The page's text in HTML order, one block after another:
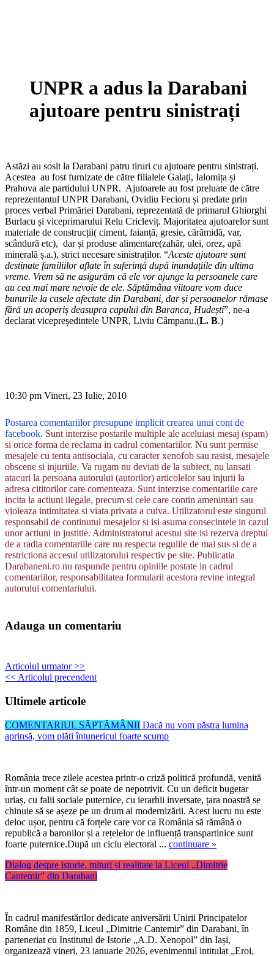
UNPR a adus la Darabani
ajutoare pentru sinistrați
Astăzi au sosit la Darabani patru tiruri cu ajutoare pentru sinistrați.
Acestea au fost furnizate de către filialele Galați, Ialomița și
Prahova ale partidului UNPR. Ajutoarele au fost preluate de către
reprezentantul UNPR Darabani, Ovidiu Fecioru și predate prin
proces verbal Primăriei Darabani, reprezentată de primarul Ghiorghi
Burlacu și viceprimarului Relu Cricleviț. Majoritatea ajutoarelor sunt
materiale de construcții( ciment, faianță, gresie, cărămidă, var,
scândură etc), dar și produse alimentare(zahăr, ulei, orez, apă
minerală ș.a.), strict necesare sinistraților. “Aceste ajutoare sunt
destinate familiilor aflate în suferință după inundațiile din ultima
vreme. Vrem să ne asigurăm că ele vor ajunge la persoanele care
au cea mai mare nevoie de ele. Săptămâna viitoare vom duce
bunurile la casele afectate din Darabani, dar și persoanelor rămase
fără un acoperiș deasupra capului din Baranca, Hudești”, ne-a
declarat vicepreședintele UNPR, Liviu Câmpanu.(L. B.)
10:30 pm Vineri, 23 Iulie, 2010
Postarea comentariilor presupune implicit crearea unui cont de
facebook. Sunt interzise postarile multiple ale aceluiasi mesaj (spam)
si orice forma de reclama in cadrul comentariilor. Nu sunt permise
mesajele cu tenta antisociala, cu caracter xenofob sau rasist, mesajele
obscene si injuriile. Va rugam nu deviati de la subiect, nu lansati
atacuri la persoana autorului (autorilor) articolelor sau injurii la
adresa cititorilor care comenteaza. Sunt interzise comentariile care
incita la actiuni ilegale, precum si cele care contin amenintari sau
violeaza intimitatea si viata privata a cuiva. Utilizatorul este singurul
responsabil de continutul mesajelor si isi asuma consecintele in cazul
unor actiuni in justitie. Administratorul acestui site isi rezerva dreptul
de a radia comentariile care nu respecta regulile de mai sus si de a
restrictiona accesul utilizatorului respectiv pe site. Publicatia
Darabaneni.ro nu raspunde pentru opiniile postate in cadrul
comentariilor, responsabilitatea formularii acestora revine integral
autorului comentariului.
Adauga un comentariu
Articolul urmator >>
<< Articolul precendent
Ultimele articole
COMENTARIUL SĂPTĂMÂNII Dacă nu vom păstra lumina
aprinsă, vom plăti întunericul foarte scump
România trece zilele acestea printr-o criză politică profundă, venită
într-un moment cât se poate de nepotrivit. Cu un deficit bugetar
uriaș, cu falii sociale puternice, cu ierarhii inversate, țara noastră se
chinuie să se așeze pe un drum al modernizării. Acest lucru nu este
deloc ușor, pentru că forțele care vor ca România să rămână o
republică a baronilor și a rețelelor de influență transpartinice sunt
foarte puternice.După un ciclu electoral ... continuare »
Dialog despre istorie, mituri și realitate la Liceul „Dimitrie
Cantemir” din Darabani
În cadrul manifestărilor dedicate aniversării Unirii Principatelor
Române din 1859, Liceul „Dimitrie Cantemir” din Darabani, în
parteneriat cu Institutul de Istorie „A.D. Xenopol” din Iași,
organizează vineri, 23 ianuarie 2026, evenimentul intitulat „Eroi,